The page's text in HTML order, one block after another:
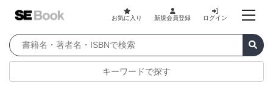
お気に入り 新規会員登録 ログイン
キーワードで探す